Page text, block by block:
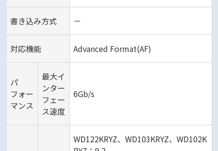
書き込み方式 －
対応機能 Advanced Format(AF)
パ
フォー
マンス
最大イ
ンター
フェー
ス速度
6Gb/s
WD122KRYZ、WD103KRYZ、WD102K